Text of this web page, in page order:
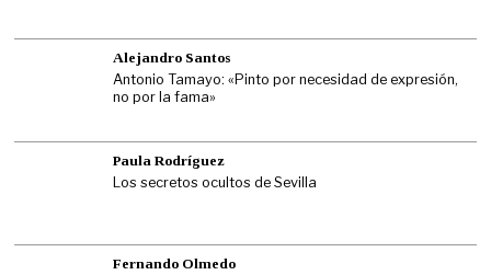
Alejandro Santos
Antonio Tamayo: «Pinto por necesidad de expresión,
no por la fama»
Paula Rodríguez
Los secretos ocultos de Sevilla
Fernando Olmedo